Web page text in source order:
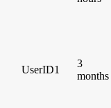
UserID1
3
months